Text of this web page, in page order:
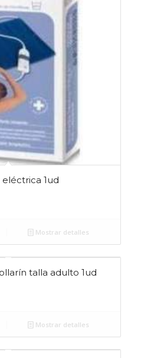
1ud
Mostrar detalles
talla adulto 1ud
Mostrar detalles